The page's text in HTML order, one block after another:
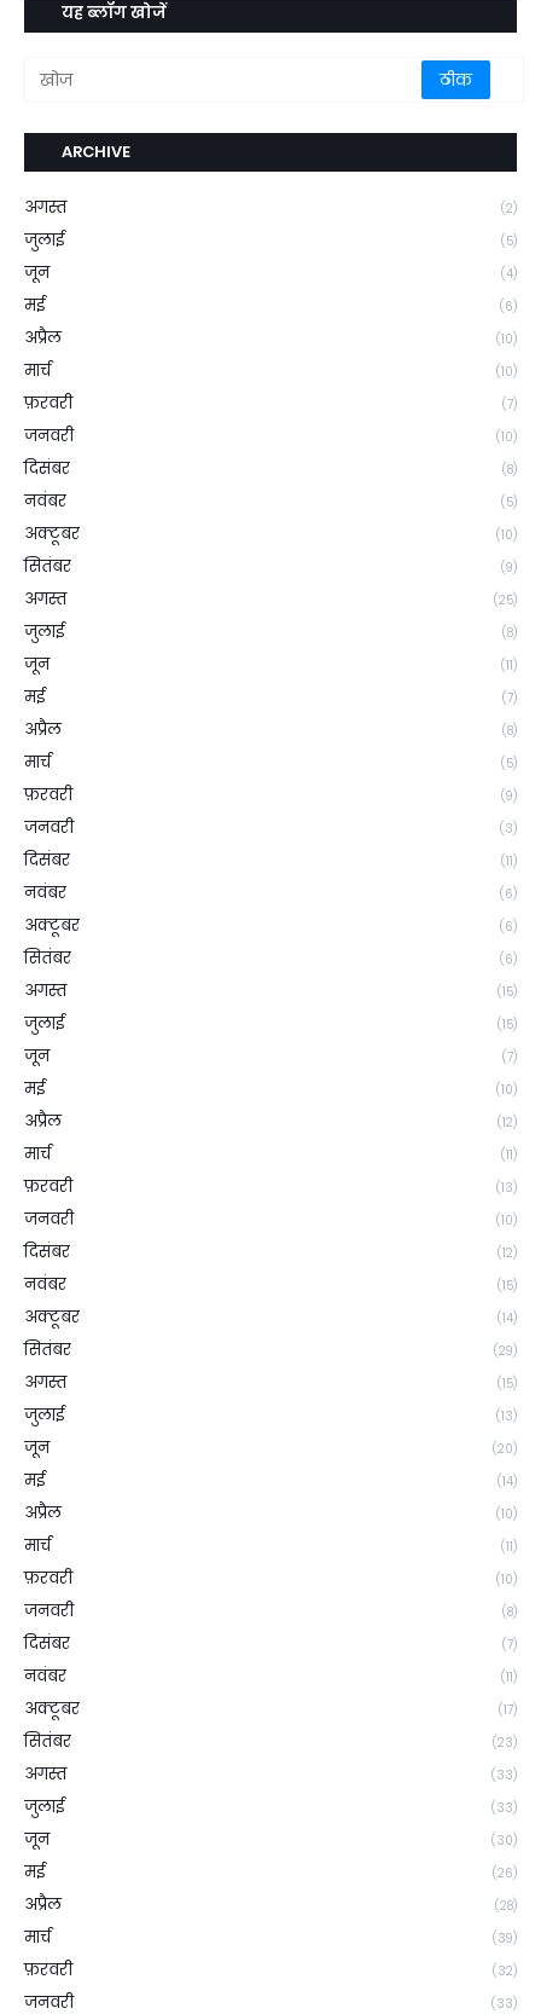
यह ब्लॉग खोजें
ARCHIVE
अगस्त (2)
जुलाई (5)
जून (4)
मई (6)
अप्रैल (10)
मार्च (10)
फ़रवरी (7)
जनवरी (10)
दिसंबर (8)
नवंबर (5)
अक्टूबर (10)
सितंबर (9)
अगस्त (25)
जुलाई (8)
जून (11)
मई (7)
अप्रैल (8)
मार्च (5)
फ़रवरी (9)
जनवरी (3)
दिसंबर (11)
नवंबर (6)
अक्टूबर (6)
सितंबर (6)
अगस्त (15)
जुलाई (15)
जून (7)
मई (10)
अप्रैल (12)
मार्च (11)
फ़रवरी (13)
जनवरी (10)
दिसंबर (12)
नवंबर (15)
अक्टूबर (14)
सितंबर (29)
अगस्त (15)
जुलाई (13)
जून (20)
मई (14)
अप्रैल (10)
मार्च (11)
फ़रवरी (10)
जनवरी (8)
दिसंबर (7)
नवंबर (11)
अक्टूबर (17)
सितंबर (23)
अगस्त (33)
जुलाई (33)
जून (30)
मई (26)
अप्रैल (28)
मार्च (39)
फ़रवरी (32)
जनवरी (33)